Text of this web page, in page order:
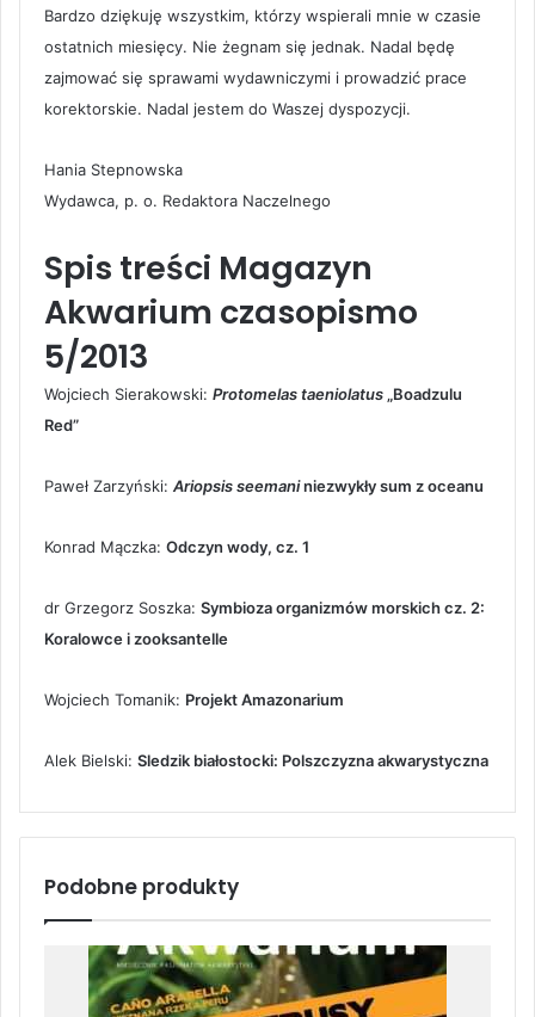
Bardzo dziękuję wszystkim, którzy wspierali mnie w czasie
ostatnich miesięcy. Nie żegnam się jednak. Nadal będę
zajmować się sprawami wydawniczymi i prowadzić prace
korektorskie. Nadal jestem do Waszej dyspozycji.
Hania Stepnowska
Wydawca, p. o. Redaktora Naczelnego
Spis treści Magazyn
Akwarium czasopismo
5/2013
Wojciech Sierakowski: Protomelas taeniolatus „Boadzulu
Red”
Paweł Zarzyński: Ariopsis seemaniniezwykły sum z oceanu
Konrad Mączka: Odczyn wody, cz. 1
dr Grzegorz Soszka: Symbioza organizmów morskich cz. 2:
Koralowce i zooksantelle
Wojciech Tomanik: Projekt Amazonarium
Alek Bielski: Sledzik białostocki: Polszczyzna akwarystyczna
Podobne produkty